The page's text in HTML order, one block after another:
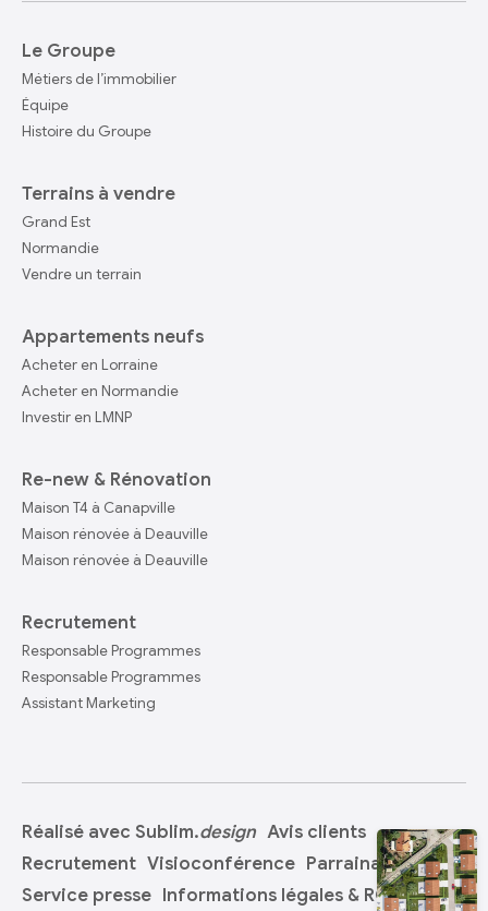
Le Groupe
Métiers de l’immobilier
Équipe
Histoire du Groupe
Terrains à vendre
Grand Est
Normandie
Vendre un terrain
Appartements neufs
Acheter en Lorraine
Acheter en Normandie
Investir en LMNP
Re-new & Rénovation
Maison T4 à Canapville
Maison rénovée à Deauville
Maison rénovée à Deauville
Recrutement
Responsable Programmes
Responsable Programmes
Assistant Marketing
Réalisé avec Sublim.design Avis clients
Recrutement Visioconférence Parrainage
Service presse Informations légales & RGPD